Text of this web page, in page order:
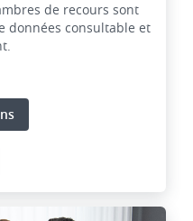
de recours sont
données consultable et